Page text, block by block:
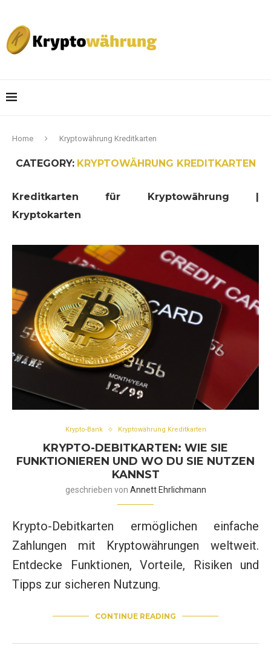
Home Kryptowährung Kreditkarten
CATEGORY: KRYPTOWÄHRUNG KREDITKARTEN
Kreditkarten für Kryptowährung |
Kryptokarten
Krypto-Bank Kryptowährung Kreditkarten
KRYPTO-DEBITKARTEN: WIE SIE
FUNKTIONIEREN UND WO DU SIE NUTZEN
KANNST
geschrieben von Annett Ehrlichmann
Krypto-Debitkarten ermöglichen einfache
Zahlungen mit Kryptowährungen weltweit.
Entdecke Funktionen, Vorteile, Risiken und
Tipps zur sicheren Nutzung.
CONTINUE READING